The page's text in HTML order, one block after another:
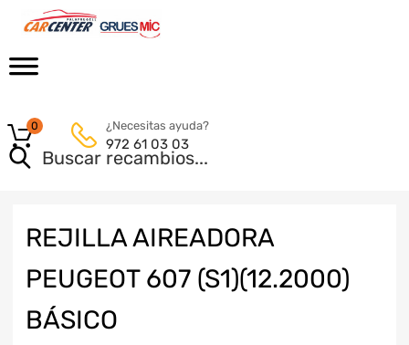
¿Necesitas ayuda?
972 61 03 03
0
REJILLA AIREADORA
PEUGEOT 607 (S1)(12.2000)
BÁSICO